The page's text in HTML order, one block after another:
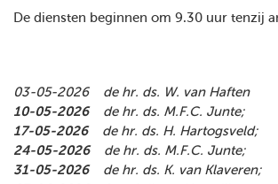
De diensten beginnen om 9.30 uur tenzij
03-05-2026 de hr. ds. W. van Haften
10-05-2026 de hr. ds. M.F.C. Junte;
17-05-2026 de hr. ds. H. Hartogsveld;
24-05-2026 de hr. ds. M.F.C. Junte;
31-05-2026 de hr. ds. K. van Klaveren;